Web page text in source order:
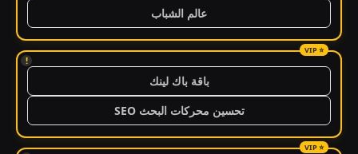
عالم الشباب
!
باقة باك لينك
تحسين محركات البحث SEO